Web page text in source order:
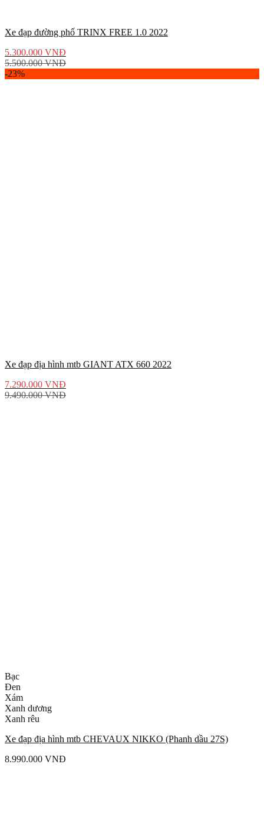
Xe đạp đường phố TRINX FREE 1.0 2022
5.300.000 VNĐ
5.500.000VNĐ
-23%
Xe đạp địa hình mtb GIANT ATX 660 2022
7.290.000 VNĐ
9.490.000VNĐ
Bạc
Đen
Xám
Xanh dương
Xanh rêu
Xe đạp địa hình mtb CHEVAUX NIKKO (Phanh dầu 27S)
8.990.000 VNĐ